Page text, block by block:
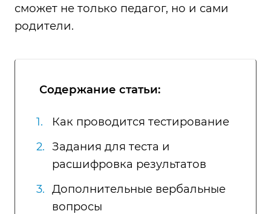
сможет не только педагог, но и сами
родители.
Содержание статьи:
Как проводится тестирование
Задания для теста и
расшифровка результатов
Дополнительные вербальные
вопросы